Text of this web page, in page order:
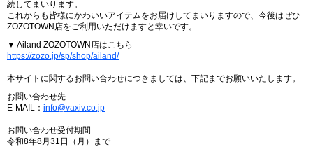
続してまいります。
これからも皆様にかわいいアイテムをお届けしてまいりますので、今後はぜひ
ZOZOTOWN店をご利用いただけますと幸いです。
▼ Ailand ZOZOTOWN店はこちら
https://zozo.jp/sp/shop/ailand/
本サイトに関するお問い合わせにつきましては、下記までお願いいたします。
お問い合わせ先
E-MAIL： info@vaxiv.co.jp
お問い合わせ受付期間
令和8年8月31日（月）まで